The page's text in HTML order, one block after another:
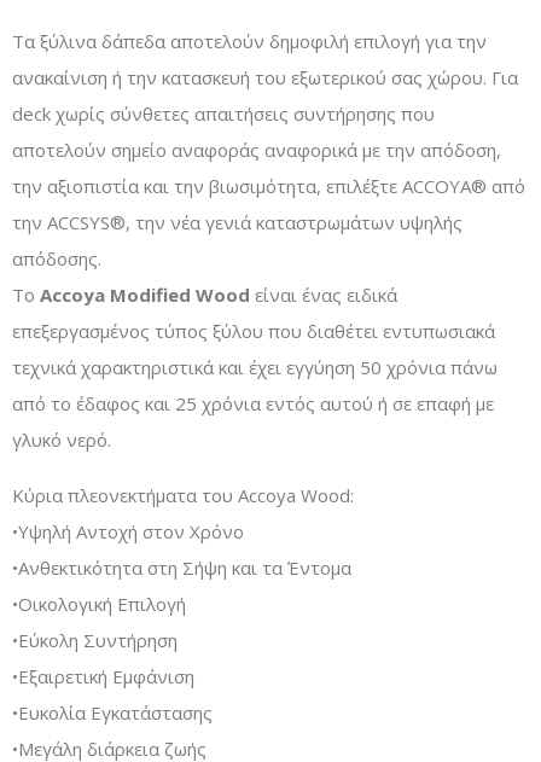
Τα ξύλινα δάπεδα αποτελούν δημοφιλή επιλογή για την
ανακαίνιση ή την κατασκευή του εξωτερικού σας χώρου. Για
deck χωρίς σύνθετες απαιτήσεις συντήρησης που
αποτελούν σημείο αναφοράς αναφορικά με την απόδοση,
την αξιοπιστία και την βιωσιμότητα, επιλέξτε ACCOYA® από
την ACCSYS®, την νέα γενιά καταστρωμάτων υψηλής
απόδοσης.
Το Accoya Modified Wood είναι ένας ειδικά
επεξεργασμένος τύπος ξύλου που διαθέτει εντυπωσιακά
τεχνικά χαρακτηριστικά και έχει εγγύηση 50 χρόνια πάνω
από το έδαφος και 25 χρόνια εντός αυτού ή σε επαφή με
γλυκό νερό.
Kύρια πλεονεκτήματα του Accoya Wood:
•Υψηλή Αντοχή στον Χρόνο
•Ανθεκτικότητα στη Σήψη και τα Έντομα
•Οικολογική Επιλογή
•Εύκολη Συντήρηση
•Εξαιρετική Εμφάνιση
•Ευκολία Εγκατάστασης
•Mεγάλη διάρκεια ζωής